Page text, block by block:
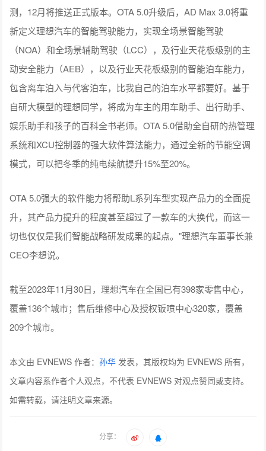
测，12月将推送正式版本。OTA 5.0升级后，AD Max 3.0将重
新定义理想汽车的智能驾驶能力，实现全场景智能驾驶
（NOA）和全场景辅助驾驶（LCC），及行业天花板级别的主
动安全能力（AEB），以及行业天花板级别的智能泊车能力，
包含离车泊入与代客泊车，比我自己的泊车水平都要好。基于
自研大模型的理想同学，将成为车主的用车助手、出行助手、
娱乐助手和孩子的百科全书老师。OTA 5.0借助全自研的热管理
系统和XCU控制器的强大软件算法能力，通过全新的节能空调
模式，可以把冬季的纯电续航提升15%至20%。
OTA 5.0强大的软件能力将帮助L系列车型实现产品力的全面提
升，其产品力提升的程度甚至超过了一款车的大换代，而这一
切也仅仅是我们智能战略研发成果的起点。"理想汽车董事长兼
CEO李想说。
截至2023年11月30日，理想汽车在全国已有398家零售中心，
覆盖136个城市；售后维修中心及授权钣喷中心320家，覆盖
209个城市。
本文由 EVNEWS 作者：孙华 发表，其版权均为 EVNEWS 所有，
文章内容系作者个人观点，不代表 EVNEWS 对观点赞同或支持。
如需转载，请注明文章来源。
分享：